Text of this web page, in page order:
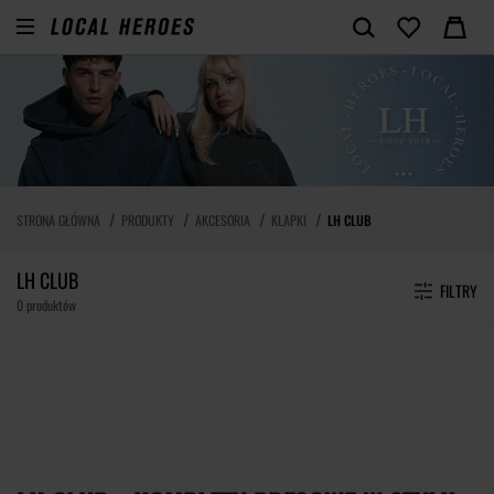
STRONA GŁÓWNA PRODUKTY AKCESORIA KLAPKI LH CLUB
LH CLUB
0 produktów
FILTRY